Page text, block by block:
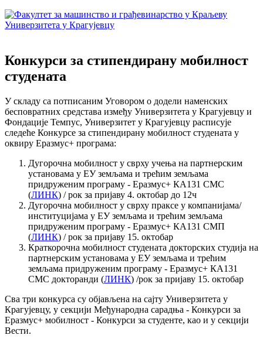
Конкурси за стипендирану мобилност
студената
У складу са потписаним Уговором о додели наменских
бесповратних средстава између Универзитета у Крагујевцу и
Фондације Темпус, Универзитет у Крагујевцу расписује
следеће Конкурсе за стипендирану мобилност студената у
оквиру Еразмус+ програма:
Дугорочна мобилност у сврху учења на партнерским
установама у ЕУ земљама и трећим земљама
придруженим програму - Еразмус+ КА131 СМС
(ЛИНК) / рок за пријаву 4. октобар до 12ч
Дугорочна мобилност у сврху праксе у компанијама/
институцијама у ЕУ земљама и трећим земљама
придруженим програму - Еразмус+ КА131 СМП
(ЛИНК) / рок за пријаву 15. октобар
Краткорочна мобилност студената докторских студија на
партнерским установама у ЕУ земљама и трећим
земљама придруженим програму - Еразмус+ КА131
СМС докторанди (ЛИНК) /рок за пријаву 15. октобар
Сва три конкурса су објављена на сајту Универзитета у
Крагујевцу, у секцији Међународна сарадња - Конкурси за
Еразмус+ мобилност - Конкурси за студенте, као и у секцији
Вести.